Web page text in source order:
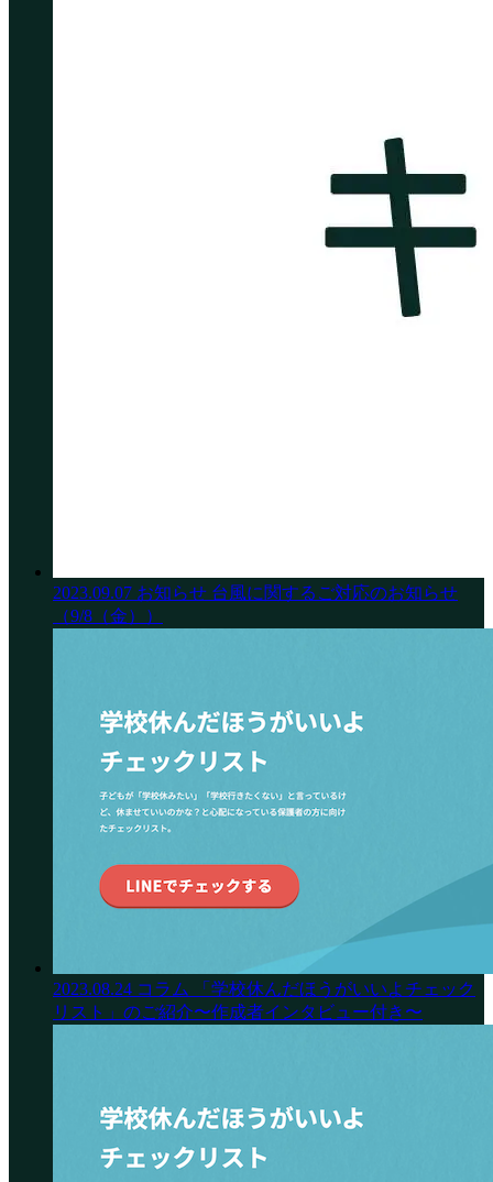
2023.09.07 お知らせ 台風に関するご対応のお知らせ
（9/8（金））
2023.08.24 コラム
「学校休んだほうがいいよチェック
リスト」のご紹介〜作成者インタビュー付き〜